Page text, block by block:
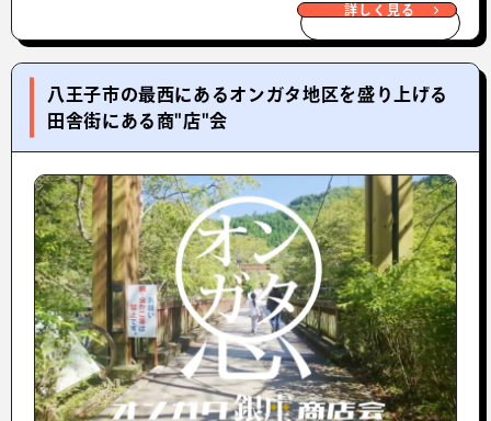
詳しく見る
八王子市の最西にあるオンガタ地区を盛り上げる
田舎街にある商"店"会